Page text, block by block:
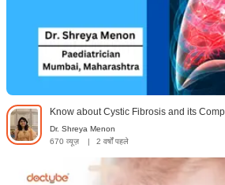
Know about Cystic Fibrosis and its
Dr. Shreya Menon
670 व्यूज़
2 वर्षों पहले